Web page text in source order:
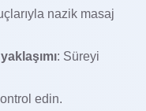
nazik masaj
: Süreyi
edin.